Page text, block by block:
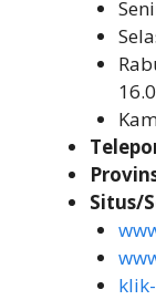
Situs/